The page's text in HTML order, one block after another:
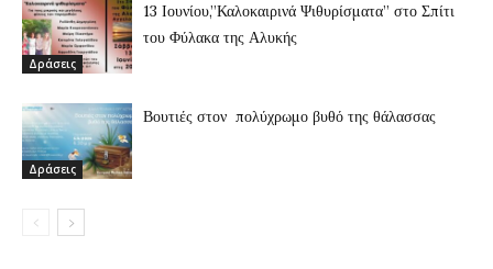
Δράσεις
13 Ιουνίου,”Καλοκαιρινά Ψιθυρίσματα” στο Σπίτι
του Φύλακα της Αλυκής
Δράσεις
Βουτιές στον πολύχρωμο βυθό της θάλασσας